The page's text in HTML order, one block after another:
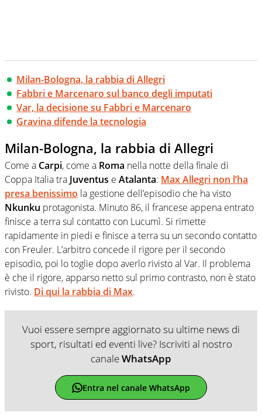
Milan-Bologna, la rabbia di Allegri
Fabbri e Marcenaro sul banco degli imputati
Var, la decisione su Fabbri e Marcenaro
Gravina difende la tecnologia
Milan-Bologna, la rabbia di Allegri
Come a Carpi, come a Roma nella notte della finale di
Coppa Italia tra Juventus e Atalanta: Max Allegri non l’ha
presa benissimo la gestione dell’episodio che ha visto
Nkunku protagonista. Minuto 86, il francese appena entrato
finisce a terra sul contatto con Lucumì. Si rimette
rapidamente in piedi e finisce a terra su un secondo contatto
con Freuler. L’arbitro concede il rigore per il secondo
episodio, poi lo toglie dopo averlo rivisto al Var. Il problema
è che il rigore, apparso netto sul primo contrasto, non è stato
rivisto. Di qui la rabbia di Max.
Vuoi essere sempre aggiornato su ultime news di
sport, risultati ed eventi live? Iscriviti al nostro
canaleWhatsApp
Entra nel canale WhatsApp